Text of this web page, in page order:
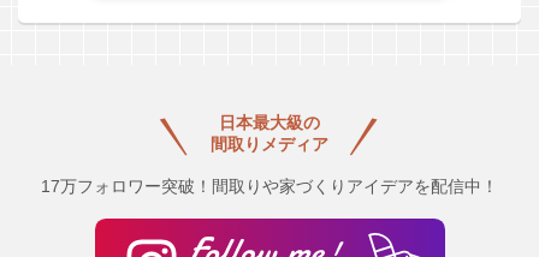
日本最大級の
間取りメディア
17万フォロワー突破！間取りや家づくりアイデアを配信中！